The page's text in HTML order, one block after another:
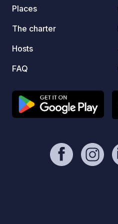
Places
The charter
Hosts
FAQ